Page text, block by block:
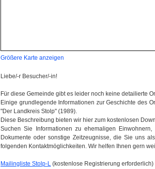
Größere Karte anzeigen
Liebe/-r Besucher/-in!
Für diese Gemeinde gibt es leider noch keine detailierte
Einige grundlegende Informationen zur Geschichte des
"Der Landkreis Stolp" (1989).
Diese Beschreibung bieten wir hier zum kostenlosen
Suchen Sie Informationen zu ehemaligen
Dokumente oder sonstige Zeitzeugnisse, die Sie uns
folgenden Kontaktmöglichkeiten. Wir helfen Ihnen gern
Mailingliste Stolp-L (kostenlose Registrierung erforderlich)